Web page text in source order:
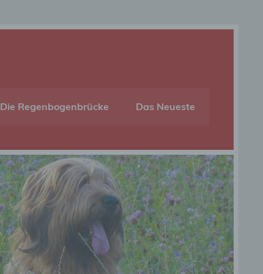
Die Regenbogenbrücke Das Neueste